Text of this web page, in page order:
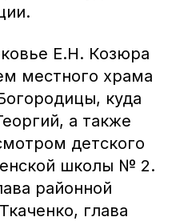
Е.Н. Козюра
местного храма
куда
а также
детского
школы № 2.
районной
глава